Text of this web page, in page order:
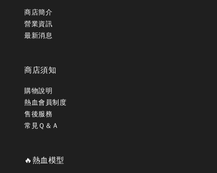
商店簡介
營業資訊
最新消息
商店須知
購物說明
熱血會員制度
售後服務
常見Ｑ＆Ａ
🔥熱血模型